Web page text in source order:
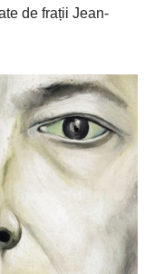
de frații Jean-